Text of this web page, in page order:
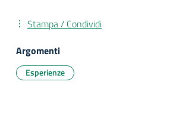
Stampa / Condividi
Argomenti
Esperienze